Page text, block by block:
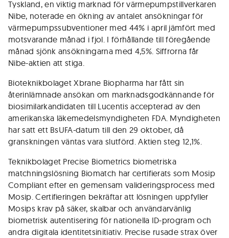
Tyskland, en viktig marknad för värmepumpstillverkaren
Nibe, noterade en ökning av antalet ansökningar för
värmepumpssubventioner med 44% i april jämfört med
motsvarande månad i fjol. I förhållande till föregående
månad sjönk ansökningarna med 4,5%. Siffrorna får
Nibe-aktien att stiga.
Bioteknikbolaget Xbrane Biopharma har fått sin
återinlämnade ansökan om marknadsgodkännande för
biosimilarkandidaten till Lucentis accepterad av den
amerikanska läkemedelsmyndigheten FDA. Myndigheten
har satt ett BsUFA-datum till den 29 oktober, då
granskningen väntas vara slutförd. Aktien steg 12,1%.
Teknikbolaget Precise Biometrics biometriska
matchningslösning Biomatch har certifierats som Mosip
Compliant efter en gemensam valideringsprocess med
Mosip. Certifieringen bekräftar att lösningen uppfyller
Mosips krav på säker, skalbar och användarvänlig
biometrisk autentisering för nationella ID-program och
andra digitala identitetsinitiativ. Precise rusade strax över